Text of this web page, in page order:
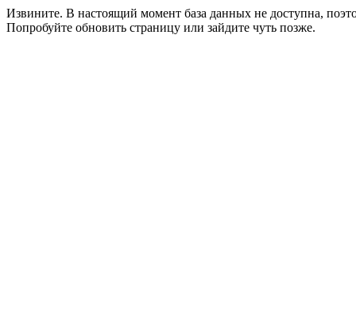
Извините. В настоящий момент база данных не доступна,
Попробуйте обновить страницу или зайдите чуть позже.